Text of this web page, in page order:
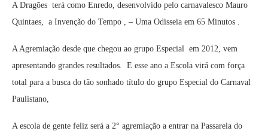
A Dragões terá como Enredo, desenvolvido pelo carnavalesco Mauro
Quintaes, a Invenção do Tempo , – Uma Odisseia em 65 Minutos .
A Agremiação desde que chegou ao grupo Especial em 2012, vem
apresentando grandes resultados. E esse ano a Escola virá com força
total para a busca do tão sonhado título do grupo Especial do Carnaval
Paulistano,
A escola de gente feliz será a 2° agremiação a entrar na Passarela do